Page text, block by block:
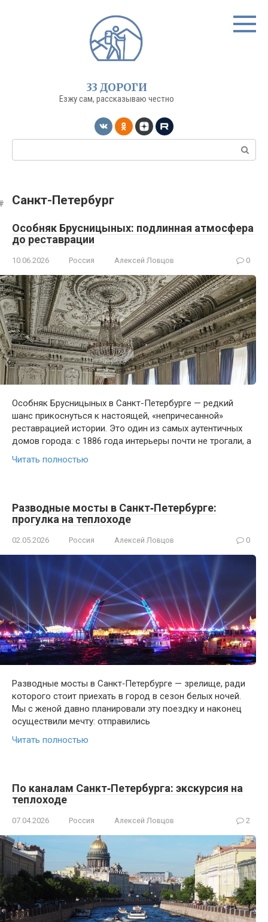
33 ДОРОГИ
Езжу сам, рассказываю честно
Поиск:
Санкт-Петербург
Особняк Брусницыных: подлинная атмосфера
до реставрации
10.06.2026 Россия Алексей Ловцов 0
Особняк Брусницыных в Санкт-Петербурге — редкий
шанс прикоснуться к настоящей, «непричесанной»
реставрацией истории. Это один из самых аутентичных
домов города: с 1886 года интерьеры почти не трогали, а
Читать полностью
Разводные мосты в Санкт‑Петербурге:
прогулка на теплоходе
02.05.2026 Россия Алексей Ловцов 0
Разводные мосты в Санкт‑Петербурге — зрелище, ради
которого стоит приехать в город в сезон белых ночей.
Мы с женой давно планировали эту поездку и наконец
осуществили мечту: отправились
Читать полностью
По каналам Санкт‑Петербурга: экскурсия на
теплоходе
07.04.2026 Россия Алексей Ловцов 2